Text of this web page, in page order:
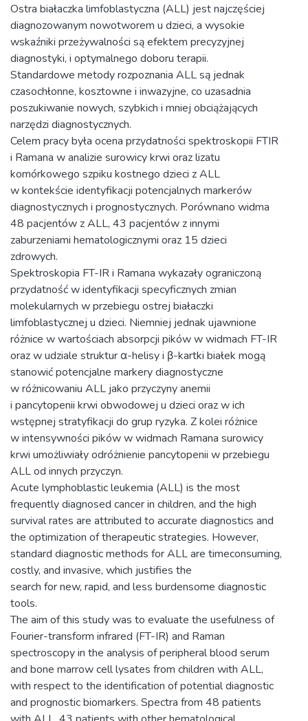
Ostra białaczka limfoblastyczna (ALL) jest najczęściej
diagnozowanym nowotworem u dzieci, a wysokie
wskaźniki przeżywalności są efektem precyzyjnej
diagnostyki, i optymalnego doboru terapii.
Standardowe metody rozpoznania ALL są jednak
czasochłonne, kosztowne i inwazyjne, co uzasadnia
poszukiwanie nowych, szybkich i mniej obciążających
narzędzi diagnostycznych.
Celem pracy była ocena przydatności spektroskopii FTIR
i Ramana w analizie surowicy krwi oraz lizatu
komórkowego szpiku kostnego dzieci z ALL
w kontekście identyfikacji potencjalnych markerów
diagnostycznych i prognostycznych. Porównano widma
48 pacjentów z ALL, 43 pacjentów z innymi
zaburzeniami hematologicznymi oraz 15 dzieci
zdrowych.
Spektroskopia FT-IR i Ramana wykazały ograniczoną
przydatność w identyfikacji specyficznych zmian
molekularnych w przebiegu ostrej białaczki
limfoblastycznej u dzieci. Niemniej jednak ujawnione
różnice w wartościach absorpcji pików w widmach FT-IR
oraz w udziale struktur α-helisy i β-kartki białek mogą
stanowić potencjalne markery diagnostyczne
w różnicowaniu ALL jako przyczyny anemii
i pancytopenii krwi obwodowej u dzieci oraz w ich
wstępnej stratyfikacji do grup ryzyka. Z kolei różnice
w intensywności pików w widmach Ramana surowicy
krwi umożliwiały odróżnienie pancytopenii w przebiegu
ALL od innych przyczyn.
Acute lymphoblastic leukemia (ALL) is the most
frequently diagnosed cancer in children, and the high
survival rates are attributed to accurate diagnostics and
the optimization of therapeutic strategies. However,
standard diagnostic methods for ALL are timeconsuming,
costly, and invasive, which justifies the
search for new, rapid, and less burdensome diagnostic
tools.
The aim of this study was to evaluate the usefulness of
Fourier-transform infrared (FT-IR) and Raman
spectroscopy in the analysis of peripheral blood serum
and bone marrow cell lysates from children with ALL,
with respect to the identification of potential diagnostic
and prognostic biomarkers. Spectra from 48 patients